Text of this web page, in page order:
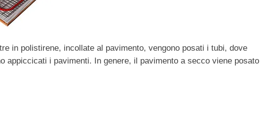
in polistirene, incollate al pavimento, vengono posati i tubi, dove
appiccicati i pavimenti. In genere, il pavimento a secco viene posato